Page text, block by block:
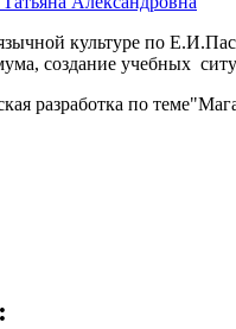
культуре по
создание учебных
разработка по